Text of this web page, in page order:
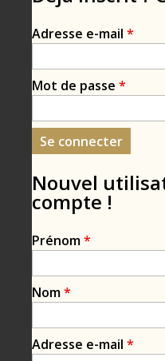
Adresse e-mail *
Mot de passe *
Nouvel
compte !
Prénom*
Nom*
Adresse e-mail *